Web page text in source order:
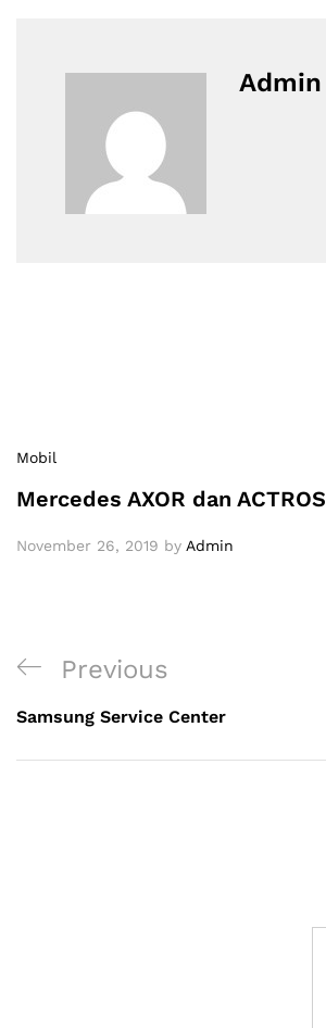
Admin
Mobil
Mercedes AXOR dan ACTROS
November 26, 2019 by Admin
Previous
Samsung Service Center